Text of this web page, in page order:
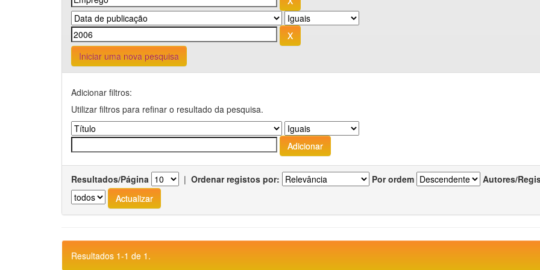
Iniciar uma nova pesquisa
Adicionar filtros:
Utilizar filtros para refinar o resultado da pesquisa.
Resultados/Página | Ordenar registos por: Por ordem Autores/
Resultados 1-1 de 1.